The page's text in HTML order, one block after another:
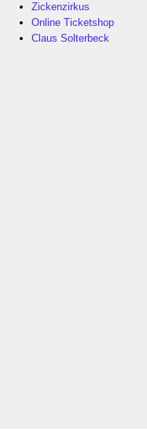
Zickenzirkus
Online Ticketshop
Claus Solterbeck